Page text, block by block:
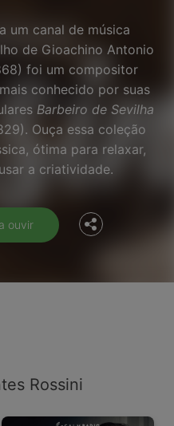
um canal de música
de Gioachino Antonio
foi um compositor
conhecido por suas
Barbeiro de Sevilha
Ouça essa coleção
ótima para relaxar,
a criatividade.
ouvir
Facebook
Twitter
Rossini